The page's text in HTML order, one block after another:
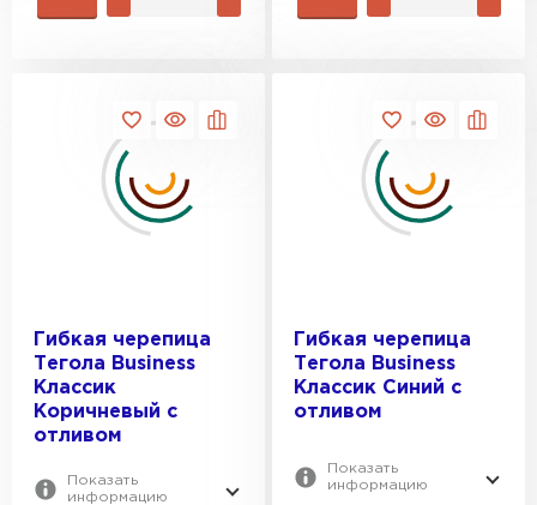
Гибкая черепица
Тегола Business
Классик
Коричневый с
отливом
Показать
информацию
Гибкая черепица
Тегола Business
Классик Синий с
отливом
Показать
информацию
ПЕРЕЙТИ